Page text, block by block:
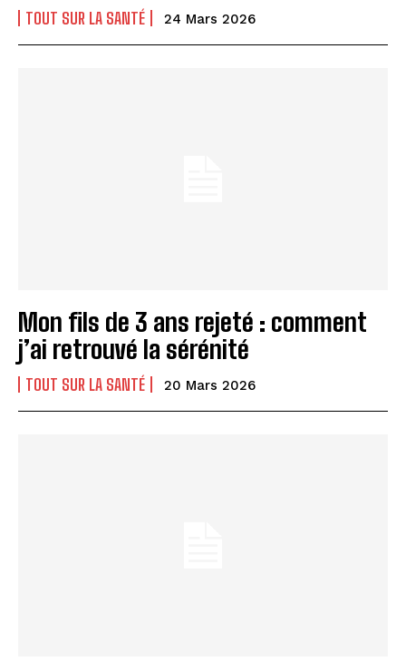
TOUT SUR LA SANTÉ 24 Mars 2026
Mon fils de 3 ans rejeté : comment
j’ai retrouvé la sérénité
TOUT SUR LA SANTÉ 20 Mars 2026